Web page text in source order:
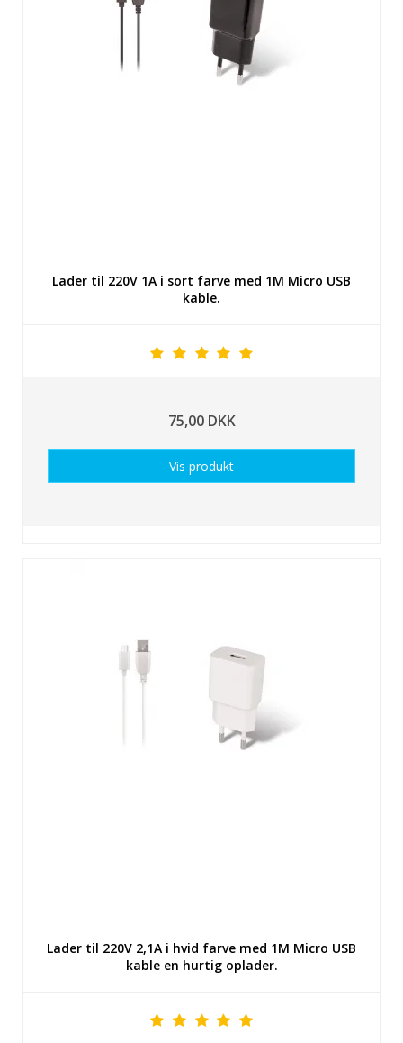
Lader til 220V 1A i sort farve med 1M Micro USB
kable.
75,00 DKK
Vis produkt
Lader til 220V 2,1A i hvid farve med 1M Micro USB
kable en hurtig oplader.